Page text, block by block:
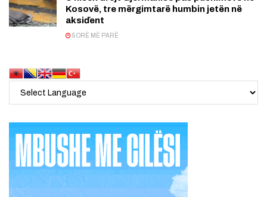
Kosovë, tre mërgimtarë humbin jetën në
aksiďent
5 ORË MË PARË